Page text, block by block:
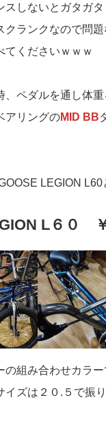
スしないとガタガ
クランクなので問
くださいｗｗｗ
、ペダルを通し体
アリングのMID BB
LEGION
L６０
の組み合わせカラ
ズは２０.５で振